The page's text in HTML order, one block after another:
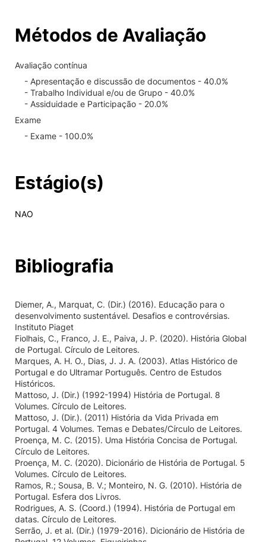
Métodos de Avaliação
Avaliação contínua
- Apresentação e discussão de documentos - 40.0%
- Trabalho Individual e/ou de Grupo - 40.0%
- Assiduidade e Participação - 20.0%
Exame
- Exame - 100.0%
Estágio(s)
NAO
Bibliografia
Diemer, A., Marquat, C. (Dir.) (2016). Educação para o
desenvolvimento sustentável. Desafios e controvérsias.
Instituto Piaget
Fiolhais, C., Franco, J. E., Paiva, J. P. (2020). História Global
de Portugal. Círculo de Leitores.
Marques, A. H. O., Dias, J. J. A. (2003). Atlas Histórico de
Portugal e do Ultramar Português. Centro de Estudos
Históricos.
Mattoso, J. (Dir.) (1992-1994) História de Portugal. 8
Volumes. Círculo de Leitores.
Mattoso, J. (Dir.). (2011) História da Vida Privada em
Portugal. 4 Volumes. Temas e Debates/Círculo de Leitores.
Proença, M. C. (2015). Uma História Concisa de Portugal.
Círculo de Leitores.
Proença, M. C. (2020). Dicionário de História de Portugal. 5
Volumes. Círculo de Leitores.
Ramos, R.; Sousa, B. V.; Monteiro, N. G. (2010). História de
Portugal. Esfera dos Livros.
Rodrigues, A. S. (Coord.) (1994). História de Portugal em
datas. Círculo de Leitores.
Serrão, J. et al. (Dir.) (1979-2016). Dicionário de História de